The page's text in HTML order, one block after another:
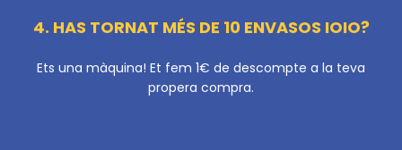
4. HAS TORNAT MÉS DE 10 ENVASOS IOIO?
Ets una màquina! Et fem 1€ de descompte a la teva
propera compra.